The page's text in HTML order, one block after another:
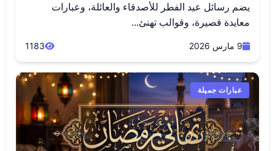
يضم رسائل عيد الفطر للأصدقاء والعائلة، وعبارات
معايدة قصيرة، وقوالب تهنئ...
9 مارس 2026 1183
عبارات جميلة